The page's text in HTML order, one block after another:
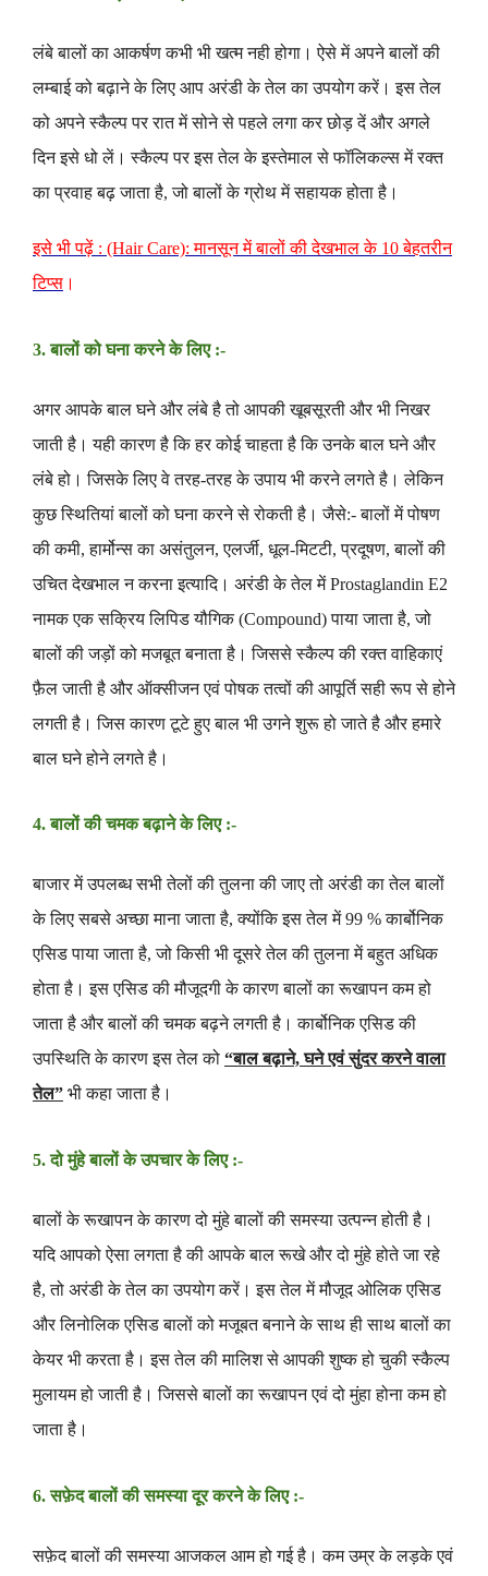
लंबे बालों का आकर्षण कभी भी खत्म नही होगा। ऐसे में अपने बालों की
लम्बाई को बढ़ाने के लिए आप अरंडी के तेल का उपयोग करें। इस तेल
को अपने स्कैल्प पर रात में सोने से पहले लगा कर छोड़ दें और अगले
दिन इसे धो लें। स्कैल्प पर इस तेल के इस्तेमाल से फॉलिकल्स में रक्त
का प्रवाह बढ़ जाता है, जो बालों के ग्रोथ में सहायक होता है।
इसे भी पढ़ें : (Hair Care): मानसून में बालों की देखभाल के 10 बेहतरीन
टिप्स ।
3. बालों को घना करने के लिए :-
अगर आपके बाल घने और लंबे है तो आपकी खूबसूरती और भी निखर
जाती है । यही कारण है कि हर कोई चाहता है कि उनके बाल घने और
लंबे हो । जिसके लिए वे तरह-तरह के उपाय भी करने लगते है । लेकिन
कुछ स्थितियां बालों को घना करने से रोकती है । जैसे:- बालों में पोषण
की कमी, हार्मोन्स का असंतुलन, एलर्जी, धूल-मिटटी, प्रदूषण, बालों की
उचित देखभाल न करना इत्यादि। अरंडी के तेल में Prostaglandin E2
नामक एक सक्रिय लिपिड यौगिक (Compound) पाया जाता है, जो
बालों की जड़ों को मजबूत बनाता है । जिससे स्कैल्प की रक्त वाहिकाएं
फ़ैल जाती है और ऑक्सीजनएवं पोषक तत्वों की आपूर्ति सही रूप से होने
लगती है । जिस कारण टूटे हुए बाल भी उगने शुरू हो जाते है और हमारे
बाल घने होने लगते है ।
4. बालों की चमक बढ़ाने के लिए :-
बाजार में उपलब्ध सभी तेलों की तुलना की जाए तो अरंडी का तेल बालों
के लिए सबसे अच्छा माना जाता है, क्योंकि इस तेल में 99 % कार्बोनिक
एसिड पाया जाता है, जो किसी भी दूसरे तेल की तुलना में बहुत अधिक
होता है । इस एसिड की मौजूदगी के कारण बालों का रूखापन कम हो
जाता है और बालों की चमक बढ़ने लगती है । कार्बोनिक एसिड की
उपस्थिति के कारण इस तेल को “बाल बढ़ाने, घने एवं सुंदर करने वाला
तेल” भी कहा जाता है ।
5. दो मुंहे बालों के उपचार के लिए :-
बालों के रूखापन के कारण दो मुंहे बालों की समस्या उत्पन्न होती है।
यदि आपको ऐसा लगता है की आपके बाल रूखे और दो मुंहे होते जा रहे
है, तो अरंडी के तेल का उपयोग करें। इस तेल में मौजूद ओलिक एसिड
और लिनोलिक एसिड बालों को मजूबत बनाने के साथ ही साथ बालों का
केयर भी करता है। इस तेल की मालिश से आपकी शुष्क हो चुकी स्कैल्प
मुलायम हो जाती है। जिससे बालों का रूखापन एवं दो मुंहा होना कम हो
जाता है।
6. सफ़ेद बालों की समस्या दूर करने के लिए :-
सफ़ेद बालों की समस्या आजकल आम हो गई है । कम उम्र के लड़के एवं